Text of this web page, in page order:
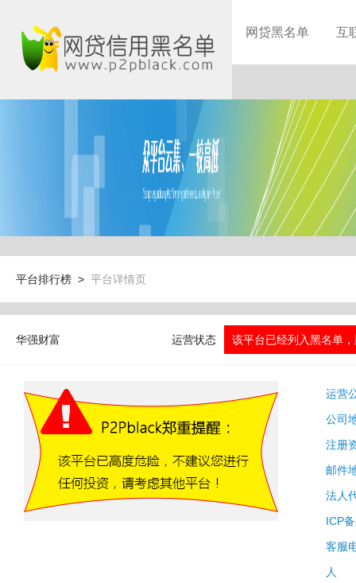
网贷黑名单 互
平台排行榜 > 平台详情页
华强财富 运营状态 该平台已经列入黑名单
运营
公司
注册
邮件
法人
ICP
客服
人